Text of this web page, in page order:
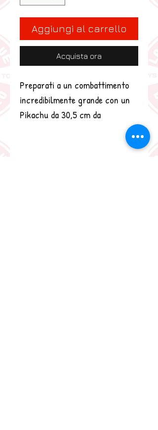
Aggiungi al carrello
Acquista ora
Preparati a un combattimento
incredibilmente grande con un
Pikachu da 30,5 cm da
allenamenti Pokémon a livelli più